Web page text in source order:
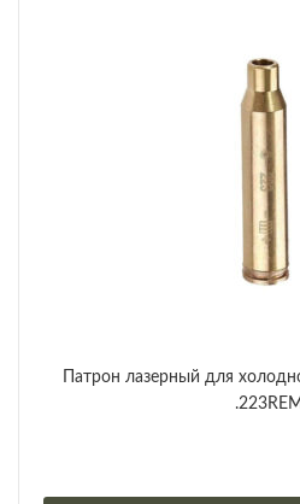
Патрон лазерный для
.223REM